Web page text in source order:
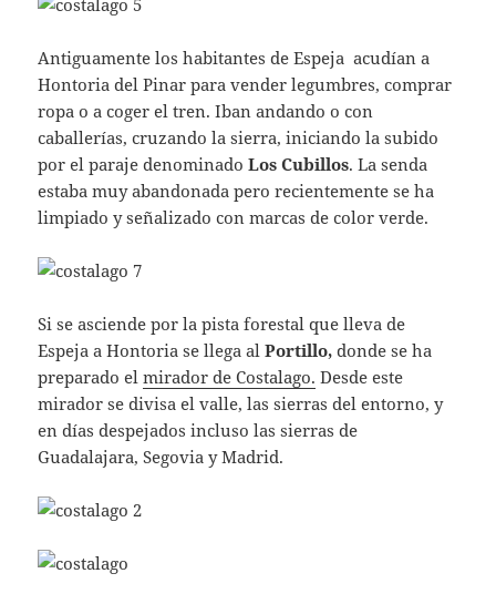
Antiguamente los habitantes de Espeja acudían a
Hontoria del Pinar para vender legumbres, comprar
ropa o a coger el tren. Iban andando o con
caballerías, cruzando la sierra, iniciando la subido
por el paraje denominadoLos Cubillos. La senda
estaba muy abandonada pero recientemente se ha
limpiado y señalizado con marcas de color verde.
Si se asciende por la pista forestal que lleva de
Espeja a Hontoria se llega alPortillo, donde se ha
preparado elmirador de Costalago. Desde este
mirador se divisa el valle, las sierras del entorno, y
en días despejados incluso las sierras de
Guadalajara, Segovia y Madrid.